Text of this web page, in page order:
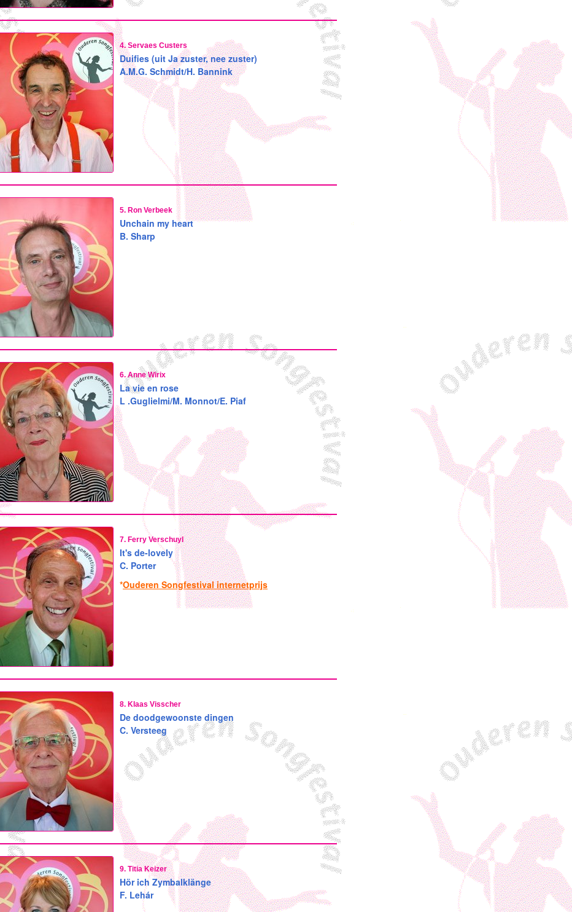
4. Servaes Custers
Duifies (uit Ja zuster, nee zuster)
A.M.G. Schmidt/H. Bannink
5. Ron Verbeek
Unchain my heart
B. Sharp
6. Anne Wirix
La vie en rose
L .Guglielmi/M. Monnot/E. Piaf
7. Ferry Verschuyl
It's de-lovely
C. Porter
*Ouderen Songfestival internetprijs
8. Klaas Visscher
De doodgewoonste dingen
C. Versteeg
9. Titia Keizer
Hör ich Zymbalklänge
F. Lehár